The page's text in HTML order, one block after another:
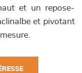
et un repose-
et pivotant